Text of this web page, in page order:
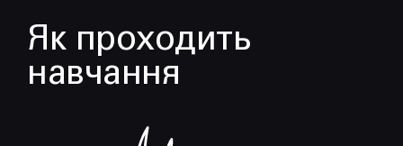
Як проходить
навчання